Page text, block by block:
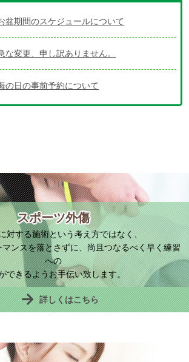
盆期間のスケジュールについて
な変更、申し訳ありません。
の日の事前予約について
スポーツ外傷
対する施術という考え方ではなく、
ンスを落とさずに、尚且つなるべく早く練習
への
できるようお手伝い致します。
詳しくはこちら